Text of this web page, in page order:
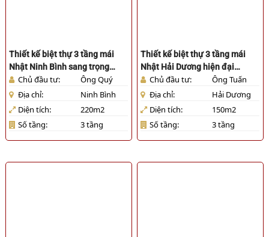
Thiết kế biệt thự 3 tầng mái
Nhật Ninh Bình sang trọng
[HL731025]
Chủ đầu tư:
Ông Quý
Địa chỉ:
Ninh Bình
Diện tích:
220m2
Số tầng:
3 tầng
Thiết kế biệt thự 3 tầng mái
Nhật Hải Dương hiện đại
[HL721025]
Chủ đầu tư:
Ông Tuấn
Địa chỉ:
Hải Dương
Diện tích:
150m2
Số tầng:
3 tầng